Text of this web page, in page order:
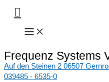
Frequenz Systems
Auf den Steinen 2 06507
039485 - 6535-0